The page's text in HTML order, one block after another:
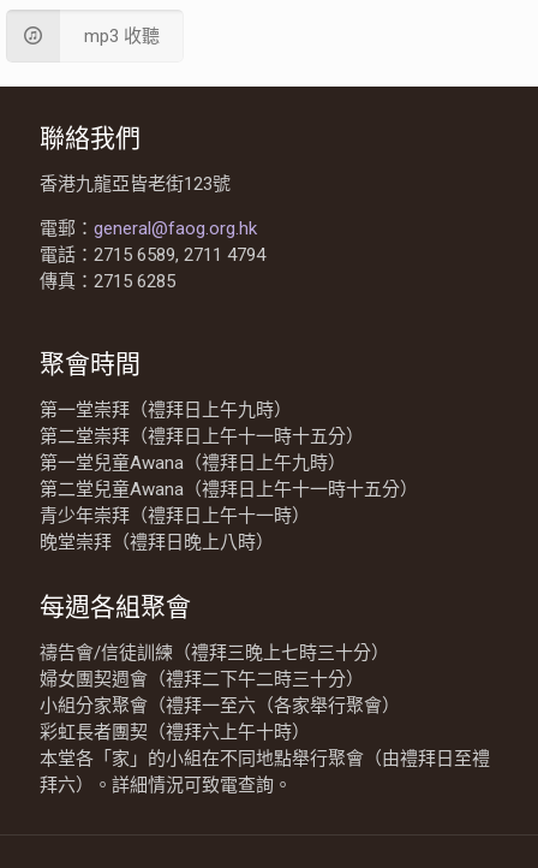
mp3 收聽
聯絡我們
香港九龍亞皆老街123號
電郵： general@faog.org.hk
電話：2715 6589, 2711 4794
傳真：2715 6285
聚會時間
第一堂崇拜（禮拜日上午九時）
第二堂崇拜（禮拜日上午十一時十五分）
第一堂兒童Awana（禮拜日上午九時）
第二堂兒童Awana（禮拜日上午十一時十五分）
青少年崇拜（禮拜日上午十一時）
晚堂崇拜（禮拜日晚上八時）
每週各組聚會
禱告會/信徒訓練（禮拜三晚上七時三十分）
婦女團契週會（禮拜二下午二時三十分）
小組分家聚會（禮拜一至六（各家舉行聚會）
彩虹長者團契（禮拜六上午十時）
本堂各「家」的小組在不同地點舉行聚會（由禮拜日至禮
拜六）。詳細情況可致電查詢。